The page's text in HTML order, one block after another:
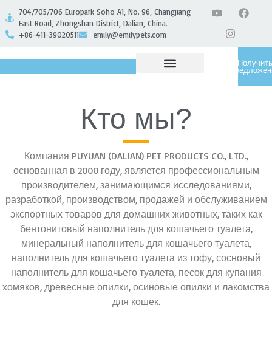
704/705/706 Europark Soho A1, No. 96, Changjiang
East Road, Zhongshan District, Dalian, China.
+86-411-39020511
emily@emilypets.com
Получить
Кто мы?
Компания PUYUAN (DALIAN) PET PRODUCTS CO., LTD.,
основанная в 2000 году, является профессиональным
производителем, занимающимся исследованиями,
разработкой, производством, продажей и обслуживанием
экспортных товаров для домашних животных, таких как
бентонитовый наполнитель для кошачьего туалета,
минеральный наполнитель для кошачьего туалета,
наполнитель для кошачьего туалета из тофу, сосновый
наполнитель для кошачьего туалета, песок для купания
хомяков, древесные опилки, осиновые опилки и лакомства
для кошек.